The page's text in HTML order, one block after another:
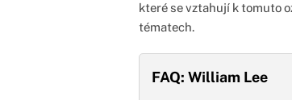
které se vztahují k tomuto
tématech.
FAQ: William Lee